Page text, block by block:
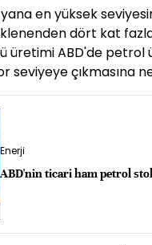
en yüksek
dört kat
üretimi ABD'de petrol
seviyeye çıkmasına
Enerji
ABD'nin ticari ham petrol